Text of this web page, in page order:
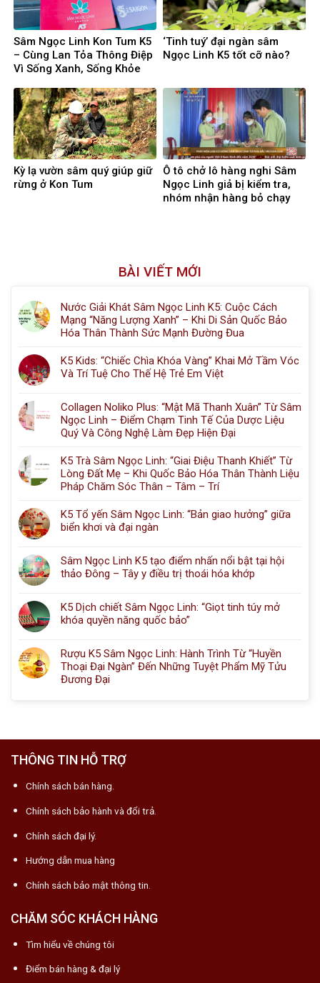
Sâm Ngọc Linh Kon Tum K5
– Cùng Lan Tỏa Thông Điệp
Vì Sống Xanh, Sống Khỏe
‘Tinh tuý’ đại ngàn sâm
Ngọc Linh K5 tốt cỡ nào?
Kỳ lạ vườn sâm quý giúp giữ
rừng ở Kon Tum
Ô tô chở lô hàng nghi Sâm
Ngọc Linh giả bị kiểm tra,
nhóm nhận hàng bỏ chạy
BÀI VIẾT MỚI
Nước Giải Khát Sâm Ngọc Linh K5: Cuộc Cách
Mạng “Năng Lượng Xanh” – Khi Di Sản Quốc Bảo
Hóa Thân Thành Sức Mạnh Đường Đua
K5 Kids: “Chiếc Chìa Khóa Vàng” Khai Mở Tầm Vóc
Và Trí Tuệ Cho Thế Hệ Trẻ Em Việt
Collagen Noliko Plus: “Mật Mã Thanh Xuân” Từ Sâm
Ngọc Linh – Điểm Chạm Tinh Tế Của Dược Liệu
Quý Và Công Nghệ Làm Đẹp Hiện Đại
K5 Trà Sâm Ngọc Linh: “Giai Điệu Thanh Khiết” Từ
Lòng Đất Mẹ – Khi Quốc Bảo Hóa Thân Thành Liệu
Pháp Chăm Sóc Thân – Tâm – Trí
K5 Tổ yến Sâm Ngọc Linh: “Bản giao hưởng” giữa
biển khơi và đại ngàn
Sâm Ngọc Linh K5 tạo điểm nhấn nổi bật tại hội
thảo Đông – Tây y điều trị thoái hóa khớp
K5 Dịch chiết Sâm Ngọc Linh: “Giọt tinh túy mở
khóa quyền năng quốc bảo”
Rượu K5 Sâm Ngọc Linh: Hành Trình Từ “Huyền
Thoại Đại Ngàn” Đến Những Tuyệt Phẩm Mỹ Tửu
Đương Đại
THÔNG TIN HỖ TRỢ
Chính sách bán hàng.
Chính sách bảo hành và đổi trả.
Chính sách đại lý.
Hướng dẫn mua hàng
Chính sách bảo mật thông tin.
CHĂM SÓC KHÁCH HÀNG
Tìm hiểu về chúng tôi
Điểm bán hàng & đại lý